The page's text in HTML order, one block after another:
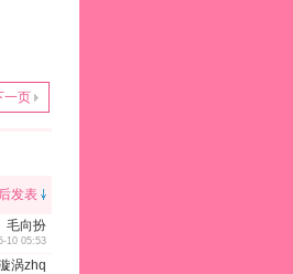
认 i c
一页
发表
毛向扮
10 05:53
涡zhq